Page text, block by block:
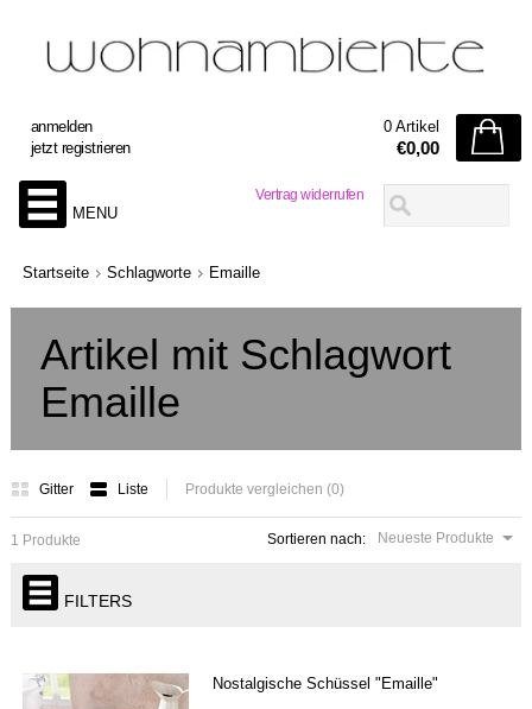
Vertrag widerrufen
anmelden
jetzt registrieren
0 Artikel
€0,00
MENU
Startseite Schlagworte Emaille
Artikel mit Schlagwort
Emaille
Gitter Liste Produkte vergleichen (0)
Sortieren nach: Neueste Produkte
1 Produkte
FILTERS
Nostalgische Schüssel "Emaille"